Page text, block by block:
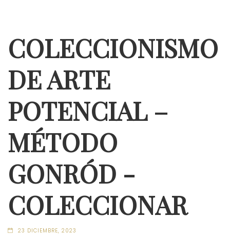
COLECCIONISMO
DE ARTE
POTENCIAL –
MÉTODO
GONRÓD -
COLECCIONAR
23 DICIEMBRE, 2023